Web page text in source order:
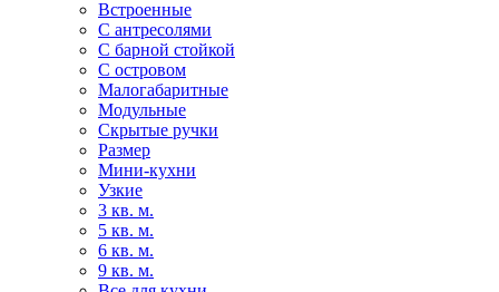
Встроенные
С антресолями
С барной стойкой
С островом
Малогабаритные
Модульные
Скрытые ручки
Размер
Мини-кухни
Узкие
3 кв. м.
5 кв. м.
6 кв. м.
9 кв. м.